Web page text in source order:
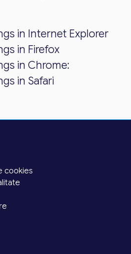
in Internet Explorer
in Firefox
in Chrome:
in Safari
cookies